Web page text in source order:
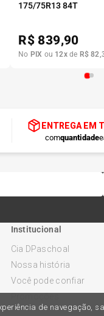
de navegação,
175/75R13 84T
R$ 839,90
No PIX ou 12xde R$ 82,
ENTREGA EM
comquantidadee
Institucional
Cia DPaschoal
Nossa história
Você pode confiar